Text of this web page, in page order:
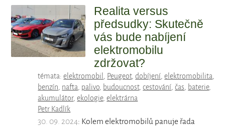
Realita versus
předsudky: Skutečně
vás bude nabíjení
elektromobilu
zdržovat?
témata:elektromobil , Peugeot,dobíjení,elektromobilita,
benzín, nafta, palivo, budoucnost,cestování,čas, baterie,
akumulátor,ekologie,elektrárna
Petr Kadlík
30. 09. 2024: Kolem elektromobilů panuje řada